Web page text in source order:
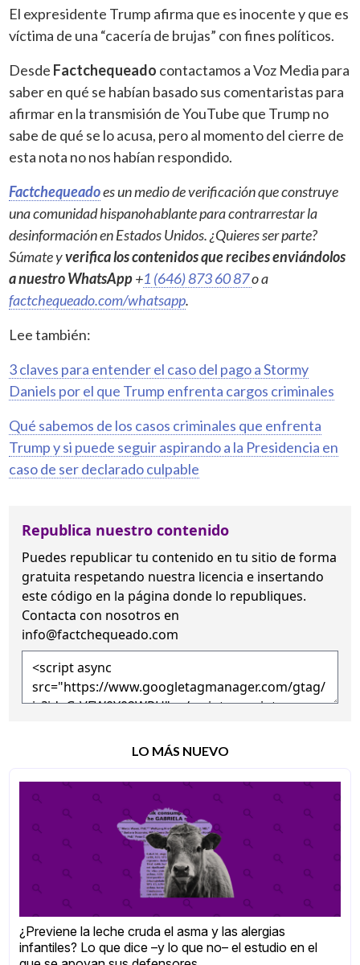
El expresidente Trump afirma que es inocente y que es
víctima de una “cacería de brujas” con fines políticos.
Desde Factchequeado contactamos a Voz Media para
saber en qué se habían basado sus comentaristas para
afirmar en la transmisión de YouTube que Trump no
sabe de qué se lo acusa, pero al momento del cierre de
esta nota no nos habían respondido.
Factchequeadoes un medio de verificación que construye
una comunidad hispanohablante para contrarrestar la
desinformación en Estados Unidos. ¿Quieres ser parte?
Súmate yverifica los contenidos que recibes enviándolos
a nuestro WhatsApp+1 (646) 873 60 87o a
factchequeado.com/whatsapp.
Lee también:
3 claves para entender el caso del pago a Stormy
Daniels por el que Trump enfrenta cargos criminales
Qué sabemos de los casos criminales que enfrenta
Trump y si puede seguir aspirando a la Presidencia en
caso de ser declarado culpable
Republica nuestro contenido
Puedes republicar tu contenido en tu sitio de forma
gratuita respetando nuestra licencia e insertando
este código en la página donde lo republiques.
Contacta con nosotros en
info@factchequeado.com
LO MÁS NUEVO
¿Previene la leche cruda el asma y las alergias
infantiles? Lo que dice –y lo que no– el estudio en el